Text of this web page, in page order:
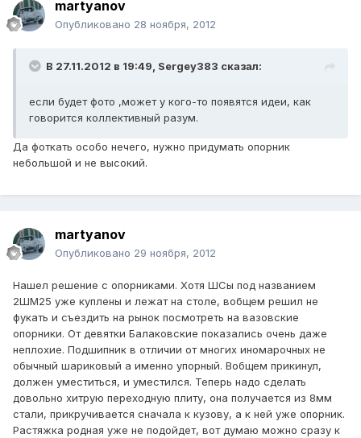
martyanov
Опубликовано 28 ноября, 2012
В 27.11.2012 в 19:49, Sergey383 сказал:
если будет фото ,может у кого-то появятся идеи, как
говорится коллективный разум.
Да фоткать особо нечего, нужно придумать опорник
небольшой и не высокий.
martyanov
Опубликовано 29 ноября, 2012
Нашел решение с опорниками. Хотя ШСы под названием
2ШМ25 уже куплены и лежат на столе, вобщем решил не
фукать и съездить на рынок посмотреть на вазовские
опорники. От девятки Балаковские показались очень даже
неплохие. Подшипник в отличии от многих иномарочных не
обычный шариковый а именно упорный. Вобщем прикинул,
должен уместиться, и уместился. Теперь надо сделать
довольно хитрую переходную плиту, она получается из 8мм
стали, прикручивается сначала к кузову, а к ней уже опорник.
Растяжка родная уже не подойдет, вот думаю можно сразу к